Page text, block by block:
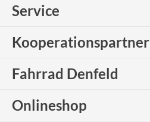
Service
Kooperationspartner
Fahrrad Denfeld
Onlineshop